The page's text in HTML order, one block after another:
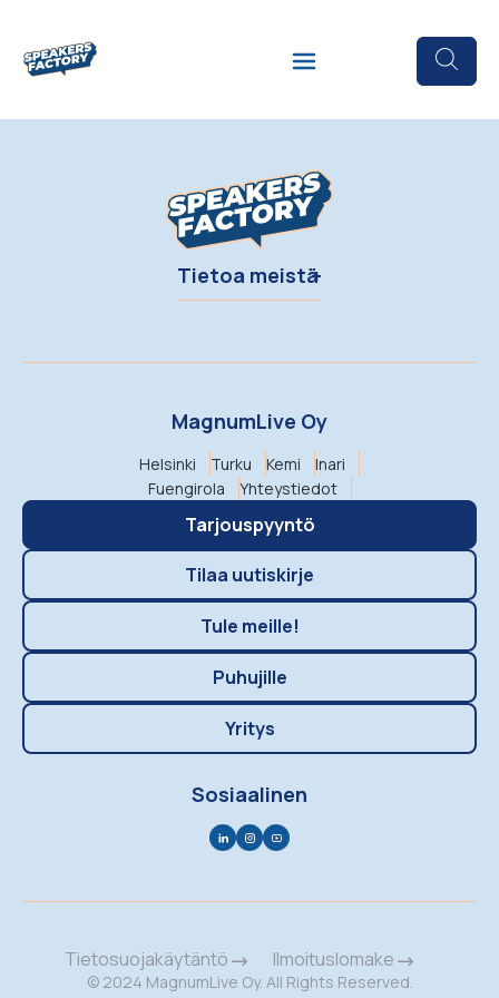
Tietoa meistä
MagnumLive Oy
Helsinki Turku Kemi
Inari
Fuengirola
Yhteystiedot
Tarjouspyyntö
Tilaa uutiskirje
Tule meille!
Puhujille
Yritys
Sosiaalinen
Tietosuojakäytäntö Ilmoituslomake
© 2024 MagnumLive Oy. All Rights Reserved.